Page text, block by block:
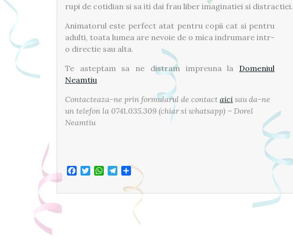
rupi de cotidian si sa iti dai frau liber imaginatiei si distractiei.
Animatorul este perfect atat pentru copii cat si pentru
adulti, toata lumea are nevoie de o mica indrumare intr-
o directie sau alta.
Te asteptam sa ne distram impreuna la Domeniul
Neamtiu
Contacteaza-ne prin formularul de contact aici sau da-ne
un telefon la 0741.035.309 (chiar si whatsapp) – Dorel
Neamtiu
Facebook
TwitterWhatsApp
Telegram
Share